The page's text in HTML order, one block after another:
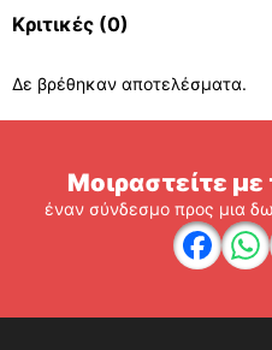
Κριτικές (0)
Δε βρέθηκαν αποτελέσματα.
Μοιραστείτε
έναν σύνδεσμο προς μια